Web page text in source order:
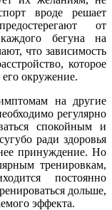
вроде решает
от
бегуна на
что зависимость
которое
окружение.
на другие
регулярно
спокойным и
ради здоровья
принуждение. Но
тренировкам,
постоянно
дольше,
эффекта.